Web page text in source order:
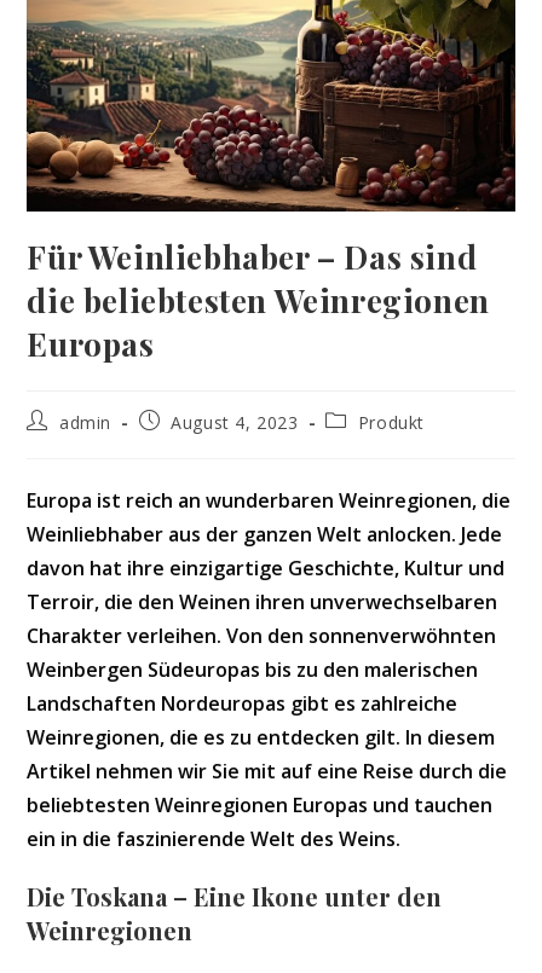
Für Weinliebhaber – Das sind
die beliebtesten Weinregionen
Europas
Beitrags-
admin
BeitragAugust 4, 2023
Beitrags-
Produkt
Europa ist reich an wunderbaren Weinregionen, die
Weinliebhaber aus der ganzen Welt anlocken. Jede
davon hat ihre einzigartige Geschichte, Kultur und
Terroir, die den Weinen ihren unverwechselbaren
Charakter verleihen. Von den sonnenverwöhnten
Weinbergen Südeuropas bis zu den malerischen
Landschaften Nordeuropas gibt es zahlreiche
Weinregionen, die es zu entdecken gilt. In diesem
Artikel nehmen wir Sie mit auf eine Reise durch die
beliebtesten Weinregionen Europas und tauchen
ein in die faszinierende Welt des Weins.
Die Toskana – Eine Ikone unter den
Weinregionen